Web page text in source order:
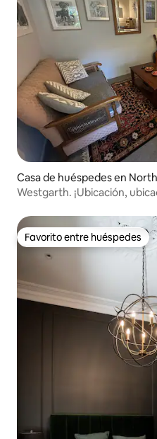
Casa de huéspedes en
Westgarth. ¡Ubicación,
Favorito entre huéspedes
Favorito entre huéspedes